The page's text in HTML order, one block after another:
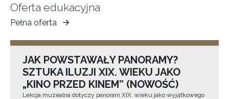
Oferta edukacyjna
Pełna oferta
Muzeum
Ziemi
JAK POWSTAWAŁY PANORAMY?
SZTUKA ILUZJI XIX. WIEKU JAKO
„KINO PRZED KINEM” (NOWOŚĆ)
Lekcja muzealna dotyczy panoram XIX. wieku jako wyjątkowego